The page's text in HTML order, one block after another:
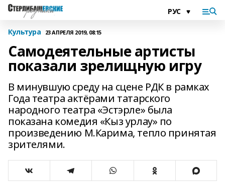
Культура 23 АПРЕЛЯ 2019, 08:15
Самодеятельные артисты
показали зрелищную игру
В минувшую среду на сцене РДК в рамках
Года театра актёрами татарского
народного театра «Эстэрле» была
показана комедия «Кыз урлау» по
произведению М.Карима, тепло принятая
зрителями.